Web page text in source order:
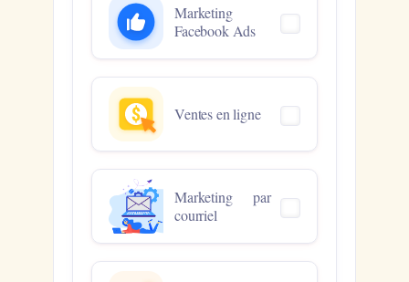
Marketing
Facebook Ads
Ventes en ligne
Marketing par
courriel